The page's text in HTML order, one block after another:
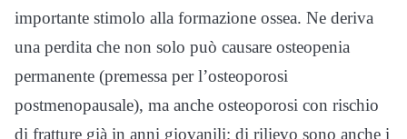
importante stimolo alla formazione ossea. Ne deriva
una perdita che non solo può causare osteopenia
permanente (premessa per l’osteoporosi
postmenopausale), ma anche osteoporosi con rischio
di fratture già in anni giovanili; di rilievo sono anche i